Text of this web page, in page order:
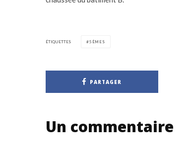
ÉTIQUETTES 5ÈMES
PARTAGER
Un commentaire